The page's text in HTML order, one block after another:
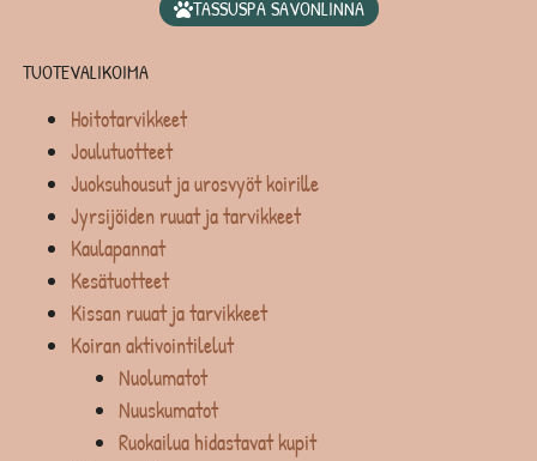
TASSUSPA SAVONLINNA
TUOTEVALIKOIMA
Hoitotarvikkeet
Joulutuotteet
Juoksuhousut ja urosvyöt koirille
Jyrsijöiden ruuat ja tarvikkeet
Kaulapannat
Kesätuotteet
Kissan ruuat ja tarvikkeet
Koiran aktivointilelut
Nuolumatot
Nuuskumatot
Ruokailua hidastavat kupit